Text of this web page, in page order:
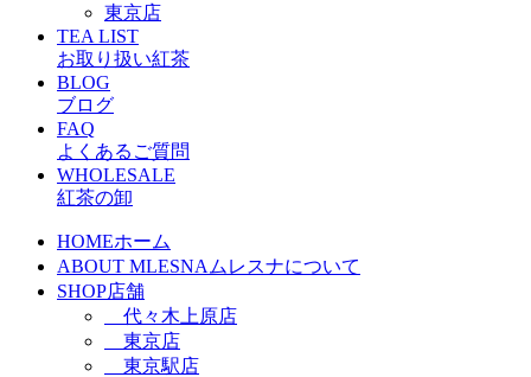
東京店
TEA LIST
お取り扱い紅茶
BLOG
ブログ
FAQ
よくあるご質問
WHOLESALE
紅茶の卸
HOMEホーム
ABOUT MLESNA ムレスナについて
SHOP店舗
代々木上原店
東京店
東京駅店